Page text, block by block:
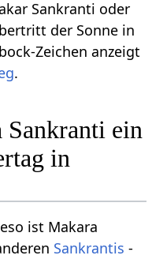
Sankranti oder
der Sonne in
Zeichen anzeigt
.
Sankranti ein
in
ist Makara
Sankrantis -